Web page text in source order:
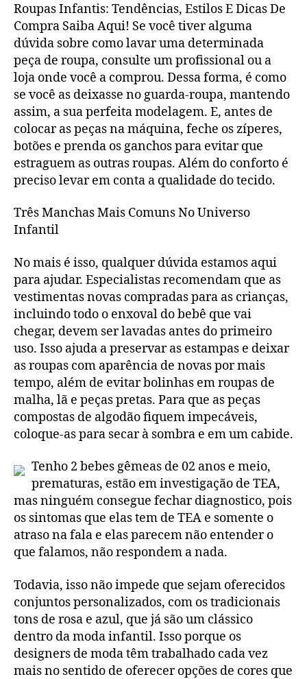
Roupas Infantis: Tendências, Estilos E Dicas De
Compra Saiba Aqui! Se você tiver alguma
dúvida sobre como lavar uma determinada
peça de roupa, consulte um profissional ou a
loja onde você a comprou. Dessa forma, é como
se você as deixasse no guarda-roupa, mantendo
assim, a sua perfeita modelagem. E, antes de
colocar as peças na máquina, feche os zíperes,
botões e prenda os ganchos para evitar que
estraguem as outras roupas. Além do conforto é
preciso levar em conta a qualidade do tecido.
Três Manchas Mais Comuns No Universo
Infantil
No mais é isso, qualquer dúvida estamos aqui
para ajudar. Especialistas recomendam que as
vestimentas novas compradas para as crianças,
incluindo todo o enxoval do bebê que vai
chegar, devem ser lavadas antes do primeiro
uso. Isso ajuda a preservar as estampas e deixar
as roupas com aparência de novas por mais
tempo, além de evitar bolinhas em roupas de
malha, lã e peças pretas. Para que as peças
compostas de algodão fiquem impecáveis,
coloque-as para secar à sombra e em um cabide.
Tenho 2 bebes gêmeas de 02 anos e meio,
prematuras, estão em investigação de TEA,
mas ninguém consegue fechar diagnostico, pois
os sintomas que elas tem de TEA e somente o
atraso na fala e elas parecem não entender o
que falamos, não respondem a nada.
Todavia, isso não impede que sejam oferecidos
conjuntos personalizados, com os tradicionais
tons de rosa e azul, que já são um clássico
dentro da moda infantil. Isso porque os
designers de moda têm trabalhado cada vez
mais no sentido de oferecer opções de cores que